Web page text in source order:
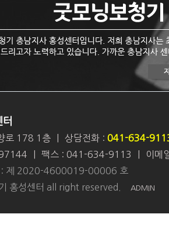
로 178 1층 상담전화 : 041-634-
팩스 : 041-634-9113
이메
: 제 2020-4600019-00006 호
홍성센터 all right reserved.
ADMIN